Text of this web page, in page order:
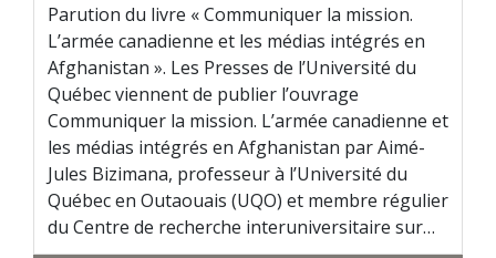
Parution du livre « Communiquer la mission.
L’armée canadienne et les médias intégrés en
Afghanistan ». Les Presses de l’Université du
Québec viennent de publier l’ouvrage
Communiquer la mission. L’armée canadienne et
les médias intégrés en Afghanistan par Aimé-
Jules Bizimana, professeur à l’Université du
Québec en Outaouais (UQO) et membre régulier
du Centre de recherche interuniversitaire sur…